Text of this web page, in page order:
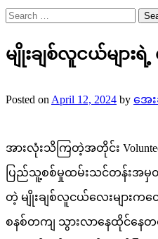
Search
for:
မျိုးချစ်လူငယ်များရဲ့
Posted on April 12, 2024 by အေ
အားလုံးသိကြတဲ့အတိုင်း
ပြည်သူ့စစ်မှုထမ်းသင်တန်းအမှ
တဲ့ မျိုးချစ်လူငယ်လေးများက
စနစ်တကျ သွားလာနေထိုင်နေတ